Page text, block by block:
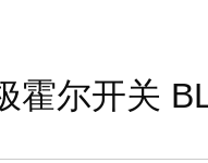
霍尔开关